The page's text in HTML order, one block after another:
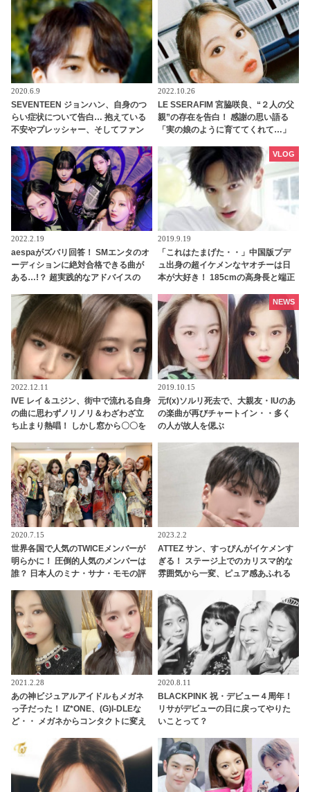
ブとは思えない斬新発言にファンび
っくり&納得
2020.6.9
SEVENTEEN ジョンハン、自身のつ
らい症状について告白… 抱えている
不安やプレッシャー、そしてファン
ンが語った素直な思いにファン涙
2022.10.26
LE SSERAFIM 宮脇咲良、“２人の父
親”の存在を告白！ 感謝の思い語る
「実の娘のように育ててくれて…」
ティブな話題にも臆せず堂々とした
姿を見せる彼女に称賛の声
2022.2.19
aespaがズバリ回答！ SMエンタのオ
ーディションに絶対合格できる曲が
ある…!？ 超実践的なアドバイスの
2019.9.19
「これはたまげた・・」中国版プデ
ュ出身の超イケメンなヤオチーは日
本が大好き！ 185cmの高身長と端正
VLOG
2022.12.11
IVE レイ＆ユジン、街中で流れる自身
の曲に思わずノリノリ＆わざわざ立
ち止まり熱唱！ しかし窓から〇〇を
い反応にほっこり
2019.10.15
元f(x)ソルリ死去で、大親友・IUのあ
の楽曲が再びチャートイン・・多く
の人が故人を偲ぶ
NEWS
2020.7.15
世界各国で人気のTWICEメンバーが
明らかに！ 圧倒的人気のメンバーは
誰？ 日本人のミナ・サナ・モモの評
2023.2.2
ATTEZ サン、すっぴんがイケメンす
ぎる！ ステージ上でのカリスマ的な
雰囲気から一変、ピュア感あふれる
2021.2.28
あの神ビジュアルアイドルもメガネ
っ子だった！ IZ*ONE、(G)I-DLEな
ど・・ メガネからコンタクトに変え
ち
2020.8.11
BLACKPINK 祝・デビュー４周年！
リサがデビューの日に戻ってやりた
いことって？